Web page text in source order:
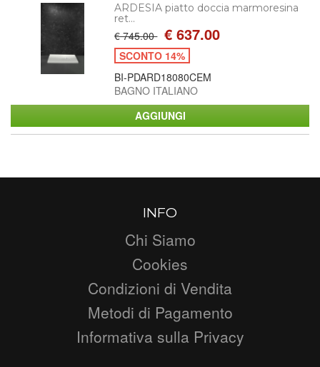
ARDESIA piatto doccia marmoresina
ret...
€ 745.00 € 637.00
SCONTO 14%
BI-PDARD18080CEM
BAGNO ITALIANO
INFO
Chi Siamo
Cookies
Condizioni di Vendita
Metodi di Pagamento
Informativa sulla Privacy